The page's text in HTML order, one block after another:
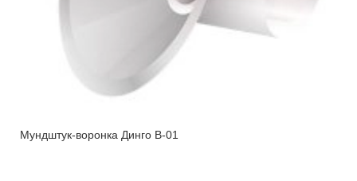
Мундштук-воронка Динго B-01